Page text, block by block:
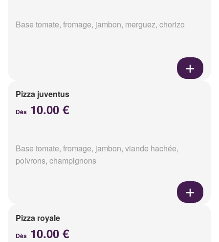
Base tomate, fromage, jambon, merguez, chorizo
Pizza juventus
Dès 10.00 €
Base tomate, fromage, jambon, viande hachée,
poivrons, champignons
Pizza royale
Dès 10.00 €